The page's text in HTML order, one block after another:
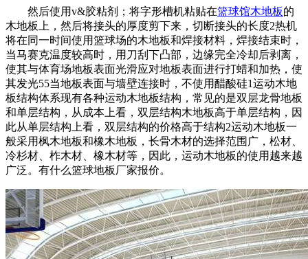
然后使用v&胶粘剂；将字形槽机粘贴在篮球馆木地板的
木地板上，然后将接头的厚度剪下来，切断接头的长度2热机
将在同一时间使用篮球场的木地板和焊接材料，焊接结束时，
当马赛克温度较高时，用刀刮下凸部，边缘完全冷却后剥离，
使其与体育场地板表面光滑应对地板表面进行打蜡和加热，使
其发光55当地板表面与墙壁连接时，不使用醋酸硅1运动木地
板结构体系现有各种运动木地板结构，常见的是双层龙骨地板
和单层结构，从成本上看，双层结构木地板高于单层结构，因
此从单层结构上看，双层结构的价格高于结构2运动木地板一
般采用枫木地板和橡木地板，长骨木材的选择范围广，松材、
冷杉材、柞木材、橡木材等，因此，运动木地板的使用越来越
广泛。有什么篮球地板厂家报价。